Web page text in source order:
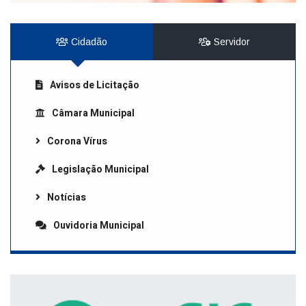
Cidadão Servidor
Avisos de Licitação
Câmara Municipal
Corona Vírus
Legislação Municipal
Notícias
Ouvidoria Municipal